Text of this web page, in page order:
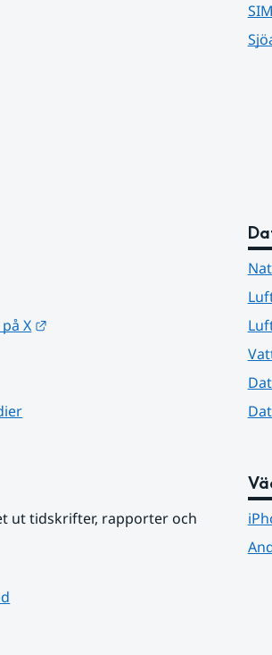
X
ut tidskrifter, rapporter och